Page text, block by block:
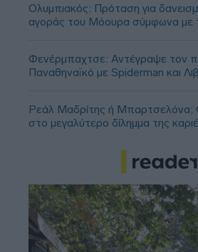
Ολυμπιακός: Πρόταση για
αγοράς του Μόουρα σύμφωνα με
Φενέρμπαχτσε: Αντέγραψε τον
Παναθηναϊκό με Spiderman και
Ρεάλ Μαδρίτης ή Μπαρτσελόνα;
στο μεγαλύτερο δίλημμα της